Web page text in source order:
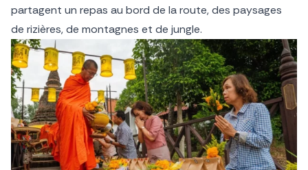
partagent un repas au bord de la route, des paysages
de rizières, de montagnes et de jungle.